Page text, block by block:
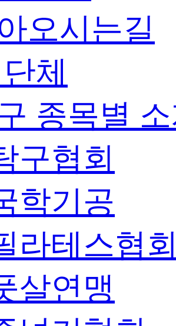
오시는길
체
종목별
구협회
학기공
라테스협
살연맹